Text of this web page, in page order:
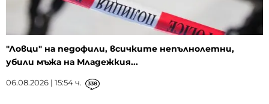
"Ловци" на педофили, всичките непълнолетни,
убили мъжа на Младежкия...
06.08.2026 | 15:54 ч. 338